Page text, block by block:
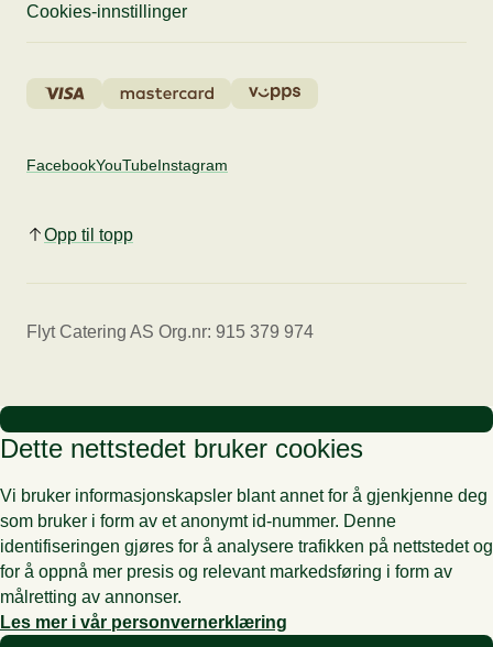
Cookies-innstillinger
FacebookYouTubeInstagram
Opp til topp
Flyt Catering AS Org.nr: 915 379 974
Dette nettstedet bruker cookies
Vi bruker informasjonskapsler blant annet for å gjenkjenne deg
som bruker i form av et anonymt id-nummer. Denne
identifiseringen gjøres for å analysere trafikken på nettstedet og
for å oppnå mer presis og relevant markedsføring i form av
målretting av annonser.
Les mer i vår personvernerklæring